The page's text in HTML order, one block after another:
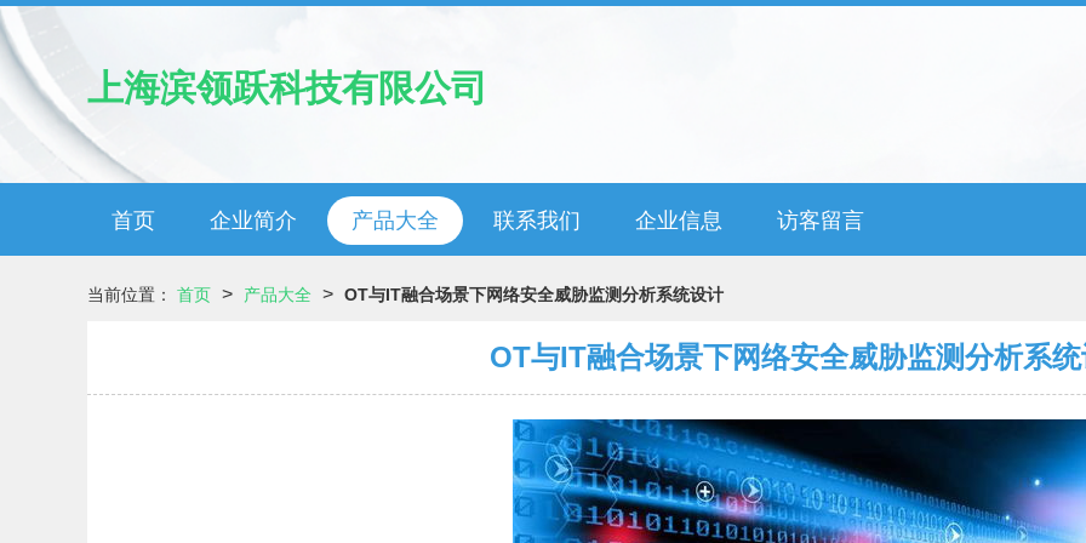
上海滨领跃科技有限公司
首页 企业简介 产品大全 联系我们 企业信息 访客留言
当前位置： 首页 > 产品大全 > OT与IT融合场景下网络安全威胁监测分析系统设计
OT与IT融合场景下网络安全威胁监测分析系